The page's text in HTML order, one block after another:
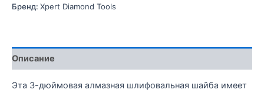
Бренд: Xpert Diamond Tools
Описание
Эта 3-дюймовая алмазная шлифовальная шайба имеет